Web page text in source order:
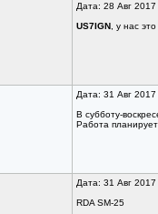
Дата: 28 Авг
US7IGN, у нас это
Дата: 31 Авг
В субботу-
Работа
Дата: 31 Авг
RDA SM-25